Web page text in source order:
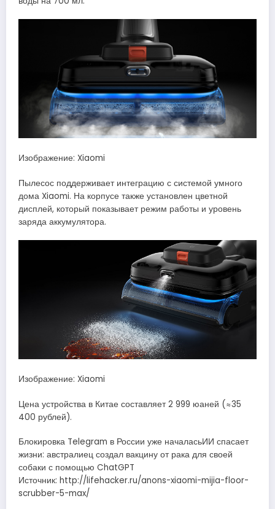
Изображение: Xiaomi
Пылесос поддерживает интеграцию с системой умного
дома Xiaomi. На корпусе также установлен цветной
дисплей, который показывает режим работы и уровень
заряда аккумулятора.
Изображение: Xiaomi
Цена устройства в Китае составляет 2 999 юаней (≈35
400 рублей).
Блокировка Telegram в России уже началасьИИ спасает
жизни: австралиец создал вакцину от рака для своей
собаки с помощью ChatGPT
Источник: http://lifehacker.ru/anons-xiaomi-mijia-floor-
scrubber-5-max/